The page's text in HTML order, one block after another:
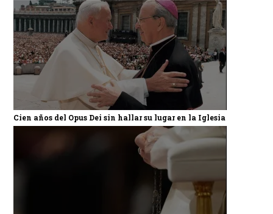
Cien años del Opus Dei sin hallar su lugar en la Iglesia